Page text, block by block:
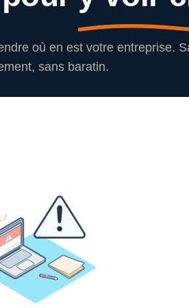
où en est votre entreprise.
sans baratin.